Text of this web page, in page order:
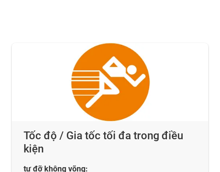
Tốc độ / Gia tốc tối đa trong điều
kiện
tự đỡ không võng: